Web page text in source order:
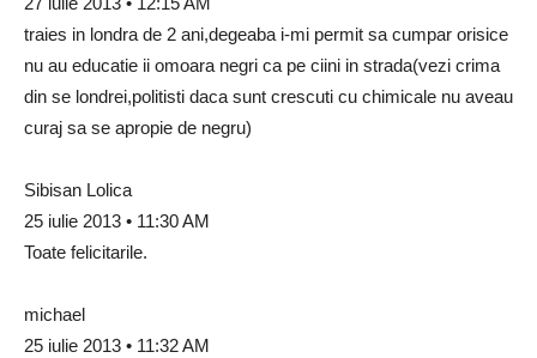
traies in londra de 2 ani,degeaba i-mi permit sa cumpar orisice
nu au educatie ii omoara negri ca pe ciini in strada(vezi crima
din se londrei,politisti daca sunt crescuti cu chimicale nu aveau
curaj sa se apropie de negru)
Sibisan Lolica
25 iulie 2013 • 11:30 AM
Toate felicitarile.
michael
25 iulie 2013 • 11:32 AM